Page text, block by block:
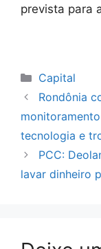
prevista para
Categorias
Capital
Rondônia
tecnologia e
PCC:
lavar dinheiro